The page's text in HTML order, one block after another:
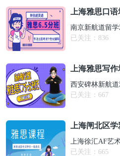
上海雅思口
南京新航道留
已关注： 836
上海雅思写
西安碑林新航道
已关注： 667
上海闸北区
上海徐汇AF艺
已关注： 665